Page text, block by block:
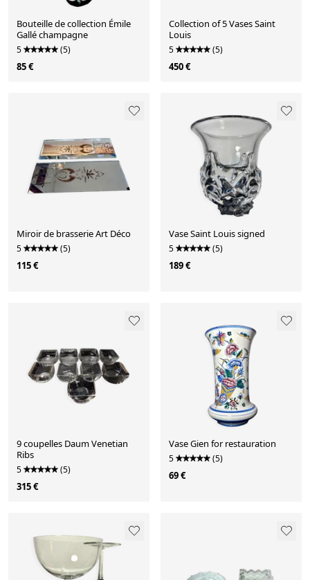
Bouteille de collection Émile
Gallé champagne
5 (5)
85 €
Collection of 5 Vases Saint
Louis
5 (5)
450 €
Miroir de brasserie Art Déco
5 (5)
115 €
Vase Saint Louis signed
5 (5)
189 €
9 coupelles Daum Venetian
Ribs
5 (5)
315 €
Vase Gien for restauration
5 (5)
69 €